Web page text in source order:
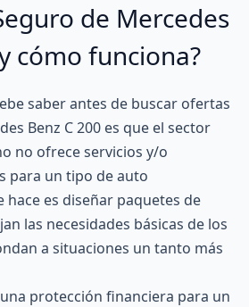
de Mercedes
cómo funciona?
saber antes de buscar ofertas
Benz C 200 es que el sector
no ofrece servicios y/o
para un tipo de auto
hace es diseñar paquetes de
las necesidades básicas de los
a situaciones un tanto más
protección financiera para un